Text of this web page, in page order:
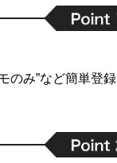
のみ”など簡単登録